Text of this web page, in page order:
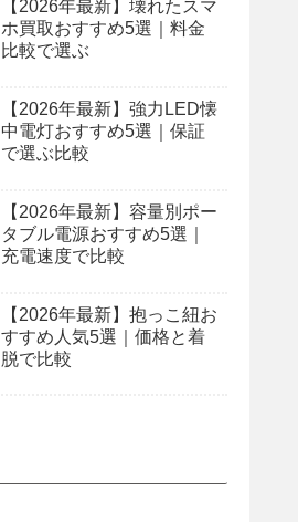
【2026年最新】壊れたスマ
ホ買取おすすめ5選｜料金
比較で選ぶ
【2026年最新】強力LED懐
中電灯おすすめ5選｜保証
で選ぶ比較
【2026年最新】容量別ポー
タブル電源おすすめ5選｜
充電速度で比較
【2026年最新】抱っこ紐お
すすめ人気5選｜価格と着
脱で比較